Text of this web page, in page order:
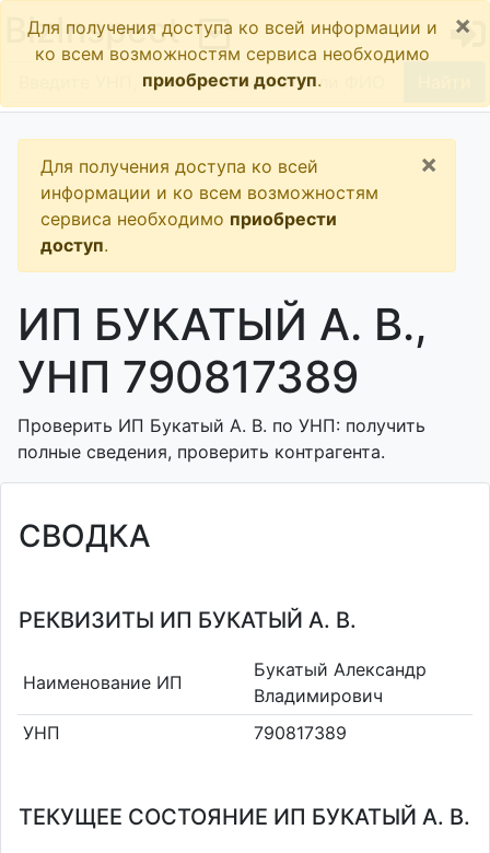
BizInspect
Для получения доступа ко всей информации и
ко всем возможностям сервиса необходимо
приобрести доступ.
×
Для получения доступа ко всей
информации и ко всем возможностям
сервиса необходимо приобрести
доступ.
×
ИП БУКАТЫЙ А. В.,
УНП 790817389
Проверить ИП Букатый А. В. по УНП: получить
полные сведения, проверить контрагента.
СВОДКА
РЕКВИЗИТЫ ИП БУКАТЫЙ А. В.
Наименование ИП
Букатый Александр
Владимирович
УНП
790817389
ТЕКУЩЕЕ СОСТОЯНИЕ ИП БУКАТЫЙ А. В.